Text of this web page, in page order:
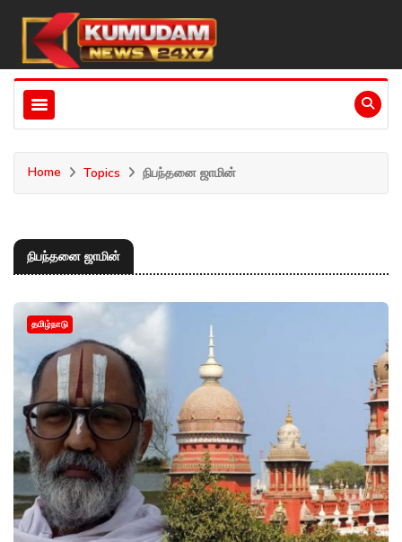
Home Topics நிபந்தனை ஜாமின்
நிபந்தனை ஜாமின்
தமிழ்நாடு